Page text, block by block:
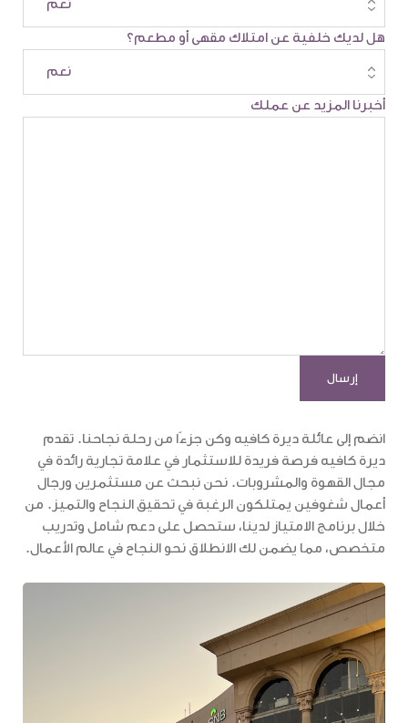
هل لديك خلفية عن امتلاك مقهى أو مطعم؟
أخبرنا المزيد عن عملك
انضم إلى عائلة ديرة كافيه وكن جزءًا من رحلة نجاحنا. تقدم
ديرة كافيه فرصة فريدة للاستثمار في علامة تجارية رائدة في
مجال القهوة والمشروبات. نحن نبحث عن مستثمرين ورجال
أعمال شغوفين يمتلكون الرغبة في تحقيق النجاح والتميز. من
خلال برنامج الامتياز لدينا، ستحصل على دعم شامل وتدريب
متخصص، مما يضمن لك الانطلاق نحو النجاح في عالم الأعمال.